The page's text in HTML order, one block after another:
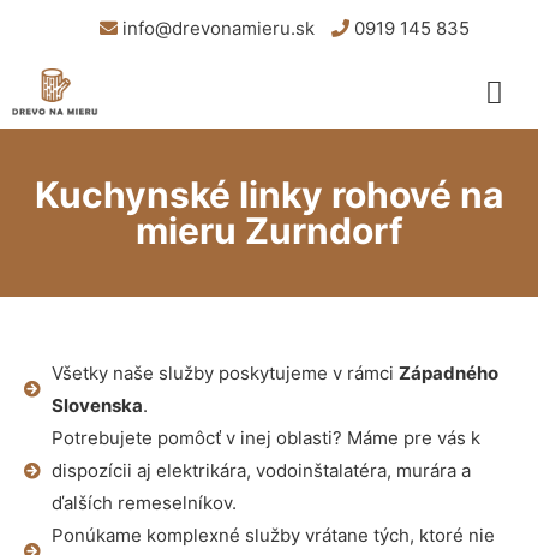
info@drevonamieru.sk 0919 145 835
Kuchynské linky rohové na
mieru Zurndorf
Všetky naše služby poskytujeme v rámci Západného
Slovenska.
Potrebujete pomôcť v inej oblasti? Máme pre vás k
dispozícii aj elektrikára, vodoinštalatéra, murára a
ďalších remeselníkov.
Ponúkame komplexné služby vrátane tých, ktoré nie